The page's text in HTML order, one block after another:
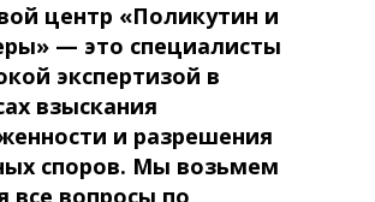
центр «Поликутин и
— это специалисты
экспертизой в
взыскания
и разрешения
споров. Мы возьмем
все вопросы по